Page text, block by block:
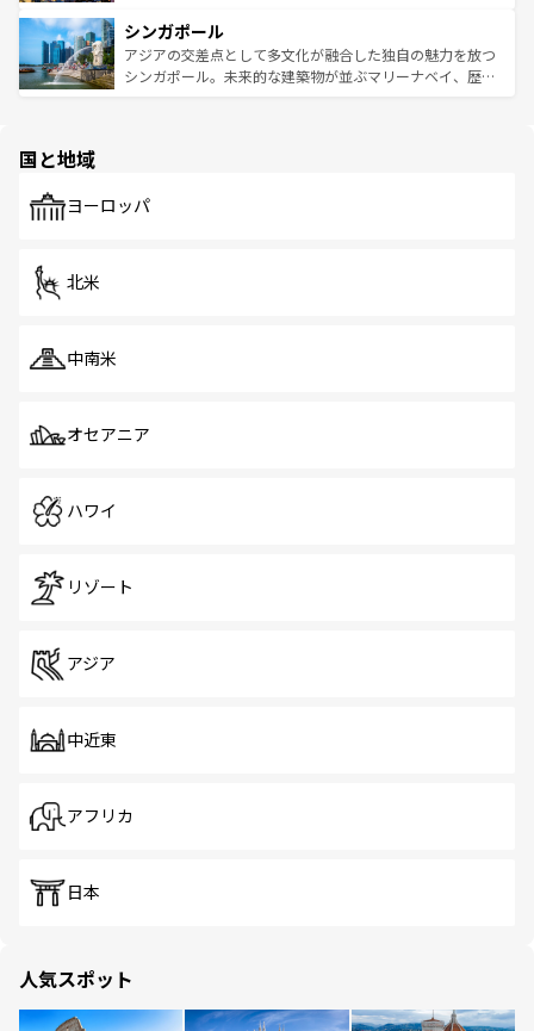
参照してほしい。
激する。気候は一年中温暖で、どの季節にも異なる楽しみ
が待っている。親しみやすいタイの人々、仏教を中心とし
た文化、そして多様な観光資源が、訪れる旅人を魅了し続
み、どこを訪れても感動するはず。観光スポットが密集し
ており、効率よく見どころを回れるのも魅力。息をのむよ
うな絶景から文化的な体験まで、香港を存分に楽しみ尽く
シンガポール
アジアの交差点として多文化が融合した独自の魅力を放つ
シンガポール。未来的な建築物が並ぶマリーナベイ、歴史
で、ホーカーズは地元の風情を楽しめる外せないスポット
国と地域
ヨーロッパ
北米
中南米
オセアニア
ハワイ
リゾート
アジア
中近東
アフリカ
日本
人気スポット